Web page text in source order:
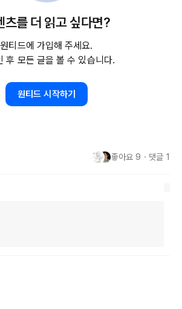
다.
단어들을 나열하면 아래와 같습니다.
, 공정한, 창의적인, 도전적인, 열정적인, 내향
츠를 더 읽고 싶다면?
원티드에 가입해 주세요.
후 모든 글을 볼 수 있습니다.
원티드 시작하기
좋아요 9 ・ 댓글 1